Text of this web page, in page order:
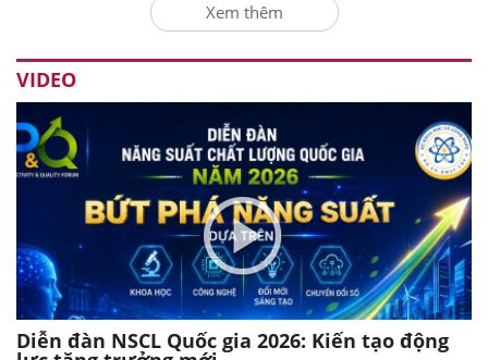
Xem thêm
VIDEO
Diễn đàn NSCL Quốc gia 2026: Kiến tạo động